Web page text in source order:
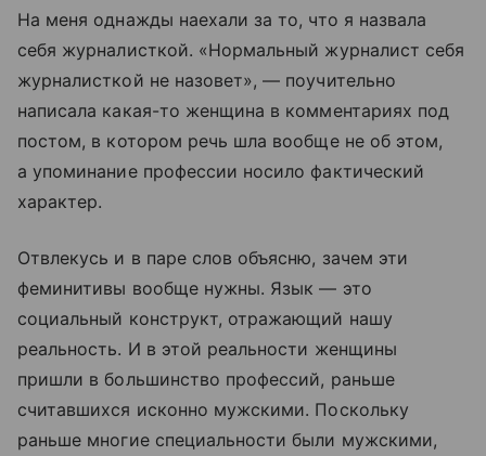
На меня однажды наехали за то, что я назвала
себя журналисткой. «Нормальный журналист себя
журналисткой не назовет», — поучительно
написала какая-то женщина в комментариях под
постом, в котором речь шла вообще не об этом,
а упоминание профессии носило фактический
характер.
Отвлекусь и в паре слов объясню, зачем эти
феминитивы вообще нужны. Язык — это
социальный конструкт, отражающий нашу
реальность. И в этой реальности женщины
пришли в большинство профессий, раньше
считавшихся исконно мужскими. Поскольку
раньше многие специальности были мужскими,